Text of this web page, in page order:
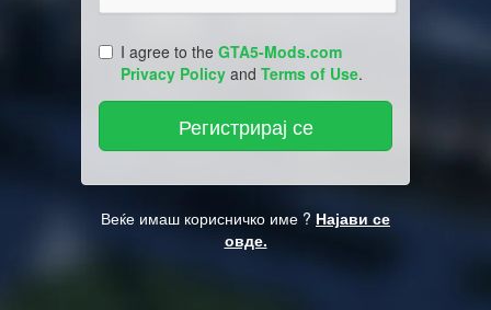
I agree to the GTA5-Mods.com
Privacy Policy and Terms of Use.
Веќе имаш корисничко име ? Најави се
овде.